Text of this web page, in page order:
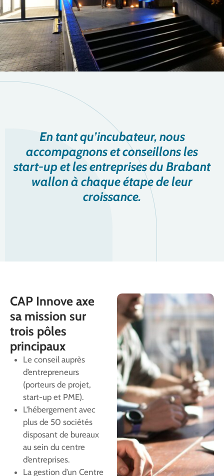
En tant qu’incubateur, nous
accompagnons et conseillons les
start-up et les entreprises du Brabant
wallon à chaque étape de leur
croissance.
CAP Innove axe
sa mission sur
trois pôles
principaux
Le conseil auprès
d’entrepreneurs
(porteurs de projet,
start-up et PME).
L’hébergement avec
plus de 50 sociétés
disposant de bureaux
au sein du centre
d’entreprises.
La gestion d’un Centre